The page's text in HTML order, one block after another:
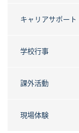
キャリアサポート
学校行事
課外活動
現場体験